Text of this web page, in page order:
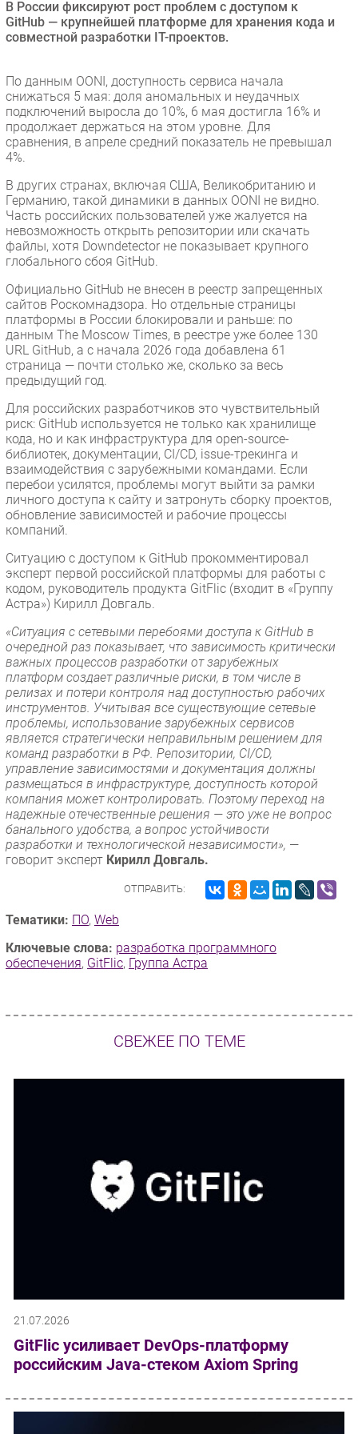
Безопасность
Инновации
Гаджеты
Здоровье
РАЗДЕЛЫ
Новости
Аналитика
Интервью
Мероприятия
IT класс
Тестовый стенд
Каталог компаний
В России фиксируют рост проблем с доступом к
GitHub — крупнейшей платформе для хранения кода и
совместной разработки IT-проектов.
По данным OONI, доступность сервиса начала
снижаться 5 мая: доля аномальных и неудачных
подключений выросла до 10%, 6 мая достигла 16% и
продолжает держаться на этом уровне. Для
сравнения, в апреле средний показатель не превышал
4%.
В других странах, включая США, Великобританию и
Германию, такой динамики в данных OONI не видно.
Часть российских пользователей уже жалуется на
невозможность открыть репозитории или скачать
файлы, хотя Downdetector не показывает крупного
глобального сбоя GitHub.
Официально GitHub не внесен в реестр запрещенных
сайтов Роскомнадзора. Но отдельные страницы
платформы в России блокировали и раньше: по
данным The Moscow Times, в реестре уже более 130
URL GitHub, а с начала 2026 года добавлена 61
страница — почти столько же, сколько за весь
предыдущий год.
Для российских разработчиков это чувствительный
риск: GitHub используется не только как хранилище
кода, но и как инфраструктура для open-source-
библиотек, документации, CI/CD, issue-трекинга и
взаимодействия с зарубежными командами. Если
перебои усилятся, проблемы могут выйти за рамки
личного доступа к сайту и затронуть сборку проектов,
обновление зависимостей и рабочие процессы
компаний.
Ситуацию с доступом к GitHub прокомментировал
эксперт первой российской платформы для работы с
кодом, руководитель продукта GitFlic (входит в «Группу
Астра») Кирилл Довгаль.
«Ситуация с сетевыми перебоями доступа к GitHub в
очередной раз показывает, что зависимость критически
важных процессов разработки от зарубежных
платформ создает различные риски, в том числе в
релизах и потери контроля над доступностью рабочих
инструментов. Учитывая все существующие сетевые
проблемы, использование зарубежных сервисов
является стратегически неправильным решением для
команд разработки в РФ. Репозитории, CI/CD,
управление зависимостями и документация должны
размещаться в инфраструктуре, доступность которой
компания может контролировать. Поэтому переход на
надежные отечественные решения — это уже не вопрос
банального удобства, а вопрос устойчивости
разработки и технологической независимости», —
говорит эксперт Кирилл Довгаль.
ОТПРАВИТЬ:
Тематики: ПО, Web
Ключевые слова: разработка программного
обеспечения, GitFlic, Группа Астра
СВЕЖЕЕ ПО ТЕМЕ
21.07.2026
GitFlic усиливает DevOps-платформу
российским Java-стеком Axiom Spring